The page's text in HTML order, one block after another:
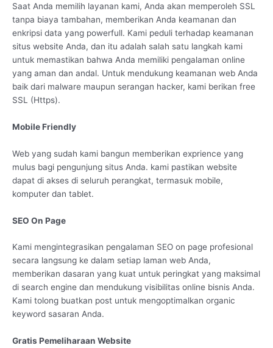
Saat Anda memilih layanan kami, Anda akan memperoleh SSL
tanpa biaya tambahan, memberikan Anda keamanan dan
enkripsi data yang powerfull. Kami peduli terhadap keamanan
situs website Anda, dan itu adalah salah satu langkah kami
untuk memastikan bahwa Anda memiliki pengalaman online
yang aman dan andal. Untuk mendukung keamanan web Anda
baik dari malware maupun serangan hacker, kami berikan free
SSL (Https).
Mobile Friendly
Web yang sudah kami bangun memberikan exprience yang
mulus bagi pengunjung situs Anda. kami pastikan website
dapat di akses di seluruh perangkat, termasuk mobile,
komputer dan tablet.
SEO On Page
Kami mengintegrasikan pengalaman SEO on page profesional
secara langsung ke dalam setiap laman web Anda,
memberikan dasaran yang kuat untuk peringkat yang maksimal
di search engine dan mendukung visibilitas online bisnis Anda.
Kami tolong buatkan post untuk mengoptimalkan organic
keyword sasaran Anda.
Gratis Pemeliharaan Website